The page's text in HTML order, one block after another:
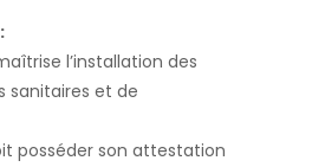
l’installation des
sanitaires et de
posséder son attestation